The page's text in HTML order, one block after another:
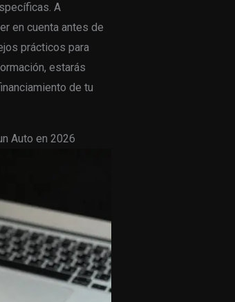
A
en cuenta antes de
prácticos para
estarás
de tu
Auto en 2026